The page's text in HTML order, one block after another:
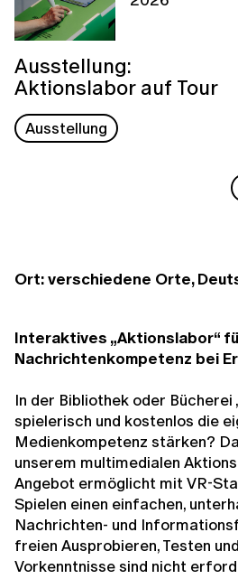
Ausstellung:
Aktionslabor auf Tour
Ausstellung
Ort: verschiedene Orte,
Interaktives „Aktionslabor“
Nachrichtenkompetenz bei
In der Bibliothek oder Bücherei
spielerisch und kostenlos die
Medienkompetenz stärken?
unserem multimedialen
Angebot ermöglicht mit VR-
Spielen einen einfachen,
Nachrichten- und
freien Ausprobieren, Testen
Vorkenntnisse sind nicht